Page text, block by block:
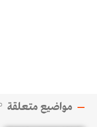
مواضيع متعلقة